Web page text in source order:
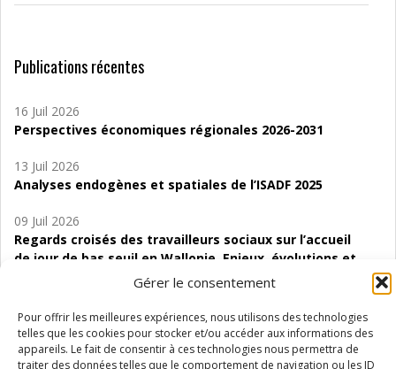
Gérer le consentement
Pour offrir les meilleures expériences, nous utilisons des technologies
telles que les cookies pour stocker et/ou accéder aux informations des
appareils. Le fait de consentir à ces technologies nous permettra de
traiter des données telles que le comportement de navigation ou les ID
Publications récentes
16 Juil 2026
Perspectives économiques régionales 2026-2031
13 Juil 2026
Analyses endogènes et spatiales de l’ISADF 2025
09 Juil 2026
Regards croisés des travailleurs sociaux sur l’accueil
de jour de bas seuil en Wallonie. Enjeux, évolutions et
06 Juil 2026
Étude d’évaluabilité des Structures
d’accompagnement à l’autocréation d’emploi (SAACE)